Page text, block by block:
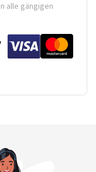
alle gängigen